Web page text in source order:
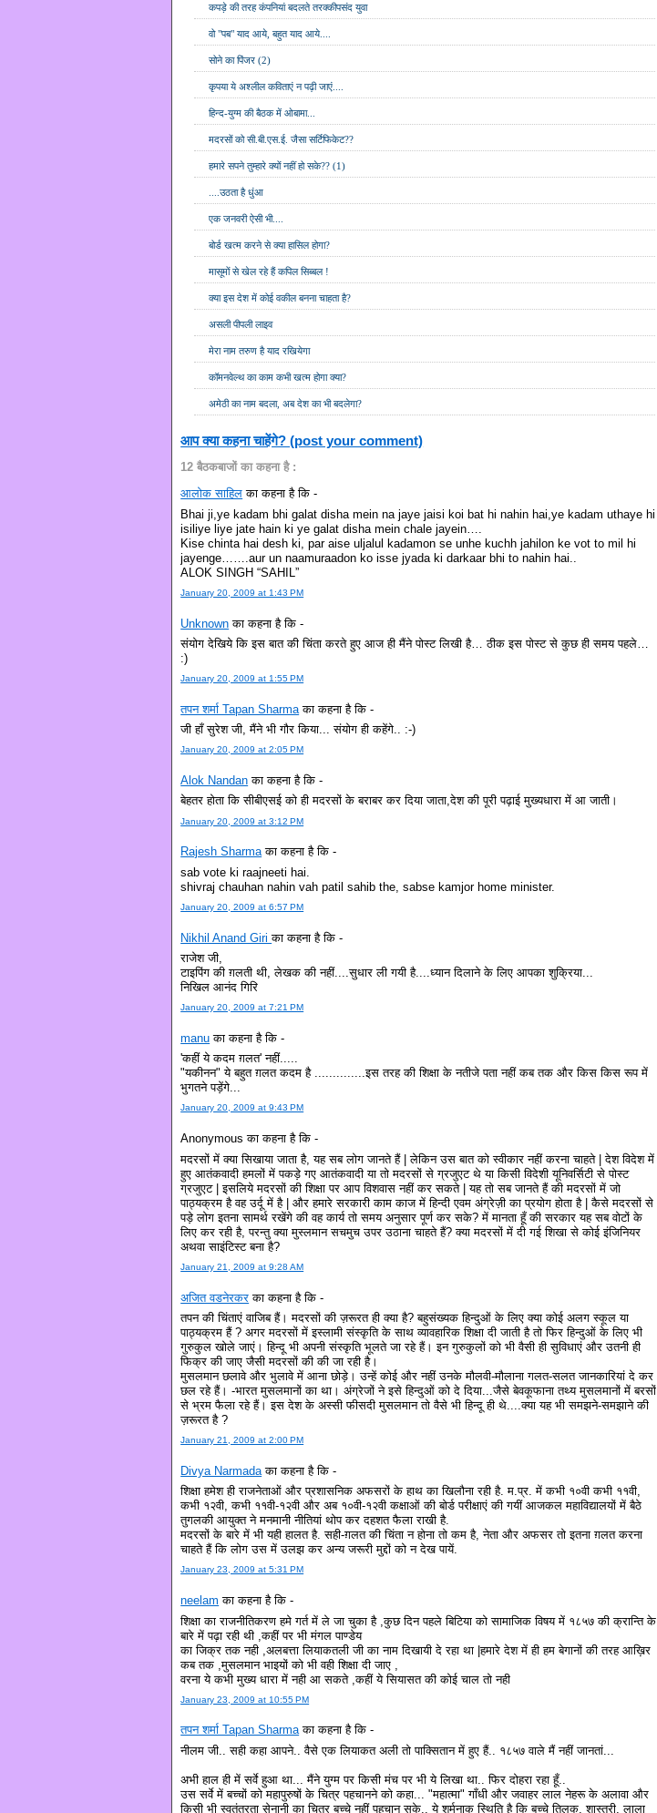
कपड़े की तरह कंपनियां बदलते तरक्कीपसंद युवा
वो "पब" याद आये, बहुत याद आये....
सोने का पिंजर (2)
कृपया ये अश्लील कविताएं न पढ़ी जाएं....
हिन्द-युग्म की बैठक में ओबामा...
मदरसों को सी.बी.एस.ई. जैसा सर्टिफिकेट??
हमारे सपने तुम्हारे क्यों नहीं हो सके?? (1)
....उठता है धुंआ
एक जनवरी ऐसी भी....
बोर्ड खत्म करने से क्या हासिल होगा?
मासूमों से खेल रहे हैं कपिल सिब्बल !
क्या इस देश में कोई वकील बनना चाहता है?
असली पीपली लाइव
मेरा नाम तरुण है याद रखियेगा
कॉमनवेल्थ का काम कभी खत्म होगा क्या?
अमेठी का नाम बदला, अब देश का भी बदलेगा?
आप क्या कहना चाहेंगे? (post your comment)
12 बैठकबाजों का कहना है :
आलोक साहिल का कहना है कि -
Bhai ji,ye kadam bhi galat disha mein na jaye jaisi koi bat hi nahin hai,ye kadam uthaye hi
isiliye liye jate hain ki ye galat disha mein chale jayein….
Kise chinta hai desh ki, par aise uljalul kadamon se unhe kuchh jahilon ke vot to mil hi
jayenge…….aur un naamuraadon ko isse jyada ki darkaar bhi to nahin hai..
ALOK SINGH “SAHIL”
January 20, 2009 at 1:43 PM
Unknown का कहना है कि -
संयोग देखिये कि इस बात की चिंता करते हुए आज ही मैंने पोस्ट लिखी है… ठीक इस पोस्ट से कुछ ही समय पहले…
:)
January 20, 2009 at 1:55 PM
तपन शर्मा Tapan Sharma का कहना है कि -
जी हाँ सुरेश जी, मैंने भी गौर किया... संयोग ही कहेंगे.. :-)
January 20, 2009 at 2:05 PM
Alok Nandan का कहना है कि -
बेहतर होता कि सीबीएसई को ही मदरसों के बराबर कर दिया जाता,देश की पूरी पढ़ाई मुख्यधारा में आ जाती।
January 20, 2009 at 3:12 PM
Rajesh Sharmaका कहना है कि -
sab vote ki raajneeti hai.
shivraj chauhan nahin vah patil sahib the, sabse kamjor home minister.
January 20, 2009 at 6:57 PM
Nikhil Anand Giriका कहना है कि -
राजेश जी,
टाइपिंग की ग़लती थी, लेखक की नहीं....सुधार ली गयी है....ध्यान दिलाने के लिए आपका शुक्रिया...
निखिल आनंद गिरि
January 20, 2009 at 7:21 PM
manu का कहना है कि -
'कहीं ये कदम ग़लत' नहीं.....
"यकीनन" ये बहुत ग़लत कदम है ..............इस तरह की शिक्षा के नतीजे पता नहीं कब तक और किस किस रूप में
भुगतने पड़ेंगे...
January 20, 2009 at 9:43 PM
Anonymous का कहना है कि -
मदरसों में क्या सिखाया जाता है, यह सब लोग जानते हैं | लेकिन उस बात को स्वीकार नहीं करना चाहते | देश विदेश में
हुए आतंकवादी हमलों में पकड़े गए आतंकवादी या तो मदरसों से ग्रजुएट थे या किसी विदेशी यूनिवर्सिटी से पोस्ट
ग्रजुएट | इसलिये मदरसों की शिक्षा पर आप विशवास नहीं कर सकते | यह तो सब जानते हैं की मदरसों में जो
पाठ्यक्रम है वह उर्दू में है | और हमारे सरकारी काम काज में हिन्दी एवम अंग्रेज़ी का प्रयोग होता है | कैसे मदरसों से
पड़े लोग इतना सामर्थ रखेंगे की वह कार्य तो समय अनुसार पूर्ण कर सके? में मानता हूँ की सरकार यह सब वोटों के
लिए कर रही है, परन्तु क्या मुस्लमान सचमुच उपर उठाना चाहते हैं? क्या मदरसों में दी गई शिखा से कोई इंजिनियर
अथवा साइंटिस्ट बना है?
January 21, 2009 at 9:28 AM
अजित वडनेरकर का कहना है कि -
तपन की चिंताएं वाजिब हैं। मदरसों की ज़रूरत ही क्या है? बहुसंख्यक हिन्दुओं के लिए क्या कोई अलग स्कूल या
पाठ्यक्रम हैं ? अगर मदरसों में इस्लामी संस्कृति के साथ व्यावहारिक शिक्षा दी जाती है तो फिर हिन्दुओं के लिए भी
गुरुकुल खोले जाएं। हिन्दू भी अपनी संस्कृति भूलते जा रहे हैं। इन गुरुकुलों को भी वैसी ही सुविधाएं और उतनी ही
फिक्र की जाए जैसी मदरसों की की जा रही है।
मुसलमान छलावे और भुलावे में आना छोड़े। उन्हें कोई और नहीं उनके मौलवी-मौलाना गलत-सलत जानकारियां दे कर
छल रहे हैं। -भारत मुसलमानों का था। अंग्रेजों ने इसे हिन्दुओं को दे दिया...जैसे बेवकूफाना तथ्य मुसलमानों में बरसों
से भ्रम फैला रहे हैं। इस देश के अस्सी फीसदी मुसलमान तो वैसे भी हिन्दू ही थे....क्या यह भी समझने-समझाने की
ज़रूरत है ?
January 21, 2009 at 2:00 PM
Divya Narmada का कहना है कि -
शिक्षा हमेश ही राजनेताओं और प्रशासनिक अफसरों के हाथ का खिलौना रही है. म.प्र. में कभी १०वी कभी ११वी,
कभी १२वी, कभी ११वी-१२वी और अब १०वी-१२वी कक्षाओं की बोर्ड परीक्षाएं की गयीं आजकल महाविद्यालयों में बैठे
तुगलकी आयुक्त ने मनमानी नीतियां थोप कर दहशत फैला राखी है.
मदरसों के बारे में भी यही हालत है. सही-ग़लत की चिंता न होना तो कम है, नेता और अफसर तो इतना ग़लत करना
चाहते हैं कि लोग उस में उलझ कर अन्य जरूरी मुद्दों को न देख पायें.
January 23, 2009 at 5:31 PM
neelam का कहना है कि -
शिक्षा का राजनीतिकरण हमे गर्त में ले जा चुका है ,कुछ दिन पहले बिटिया को सामाजिक विषय में १८५७ की क्रान्ति के
बारे में पढ़ा रही थी ,कहीं पर भी मंगल पाण्डेय
का जिक्र तक नही ,अलबत्ता लियाकतली जी का नाम दिखायी दे रहा था |हमारे देश में ही हम बेगानों की तरह आख़िर
कब तक ,मुसलमान भाइयों को भी वही शिक्षा दी जाए ,
वरना ये कभी मुख्य धारा में नही आ सकते ,कहीं ये सियासत की कोई चाल तो नही
January 23, 2009 at 10:55 PM
तपन शर्मा Tapan Sharmaका कहना है कि -
नीलम जी.. सही कहा आपने.. वैसे एक लियाकत अली तो पाक्सितान में हुए हैं.. १८५७ वाले मैं नहीं जानतां...
अभी हाल ही में सर्वे हुआ था... मैंने युग्म पर किसी मंच पर भी ये लिखा था.. फिर दोहरा रहा हूँ..
उस सर्वे में बच्चों को महापुरुषों के चित्र पहचानने को कहा... "महात्मा" गाँधी और जवाहर लाल नेहरू के अलावा और
किसी भी स्वतंत्रता सेनानी का चित्र बच्चे नहीं पहचान सके.. ये शर्मनाक स्थिति है कि बच्चे तिलक, शास्त्री, लाला